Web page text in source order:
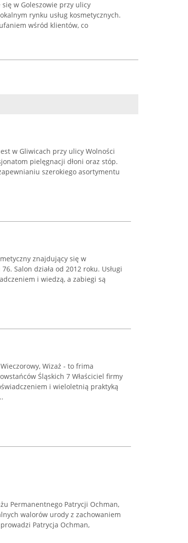
w Goleszowie przy ulicy
rynku usług kosmetycznych.
wśród klientów, co
w Gliwicach przy ulicy Wolności
pielęgnacji dłoni oraz stóp.
szerokiego asortymentu
znajdujący się w
Salon działa od 2012 roku. Usługi
i wiedzą, a zabiegi są
Wizaż - to frima
Śląskich 7 Właściciel firmy
i wieloletnią praktyką
Permanentnego Patrycji Ochman,
walorów urody z zachowaniem
Patrycja Ochman,